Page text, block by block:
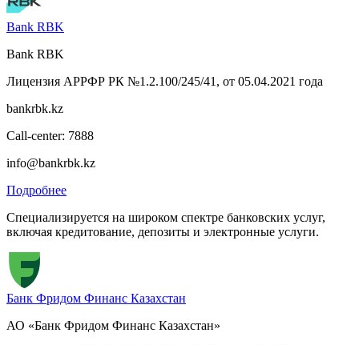
Bank RBK
Bank RBK
Лицензия АРРФР РК №1.2.100/245/41, от 05.04.2021 года
bankrbk.kz
Call-center: 7888
info@bankrbk.kz
Подробнее
Специализируется на широком спектре банковских услуг,
включая кредитование, депозиты и электронные услуги.
Банк Фридом Финанс Казахстан
АО «Банк Фридом Финанс Казахстан»